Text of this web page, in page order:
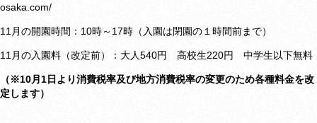
osaka.com/
11月の開園時間：10時～17時（入園は閉園の１時間前まで）
11月の入園料（改定前）：大人540円 高校生220円 中学生以下無料
（※10月1日より消費税率及び地方消費税率の変更のため各種料金を改
定します）